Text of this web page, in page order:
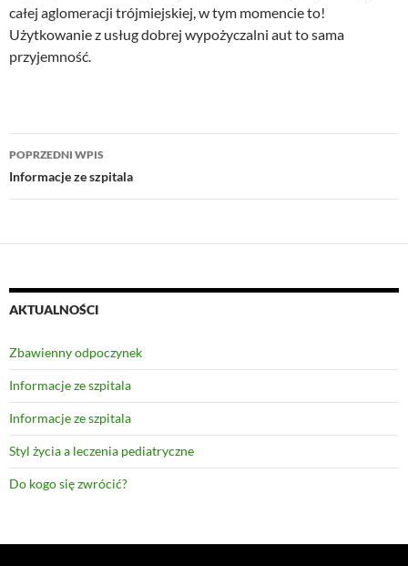
całej aglomeracji trójmiejskiej, w tym momencie to!
Użytkowanie z usług dobrej wypożyczalni aut to sama
przyjemność.
Zobacz
wpisy
POPRZEDNI WPIS
Informacje ze szpitala
AKTUALNOŚCI
Zbawienny odpoczynek
Informacje ze szpitala
Informacje ze szpitala
Styl życia a leczenia pediatryczne
Do kogo się zwrócić?